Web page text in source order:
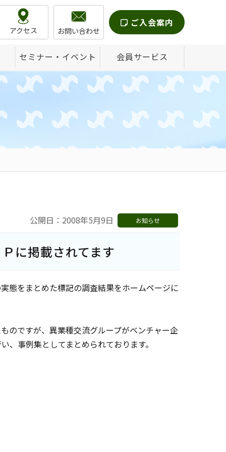
アクセス お問い合わせ
ご入会案内
セミナー・イベント 会員サービス
公開日：2008年5月9日 お知らせ
に掲載されてます
態をまとめた標記の調査結果をホームページに
のですが、異業種交流グループがベンチャー企
事例集としてまとめられております。